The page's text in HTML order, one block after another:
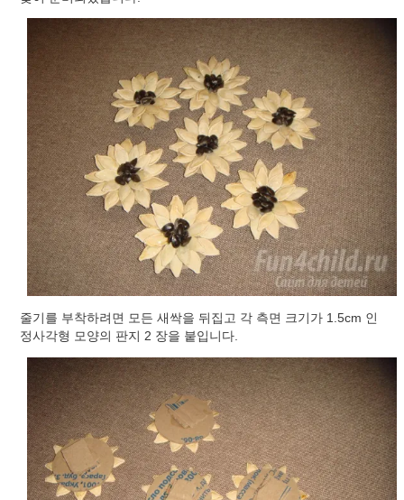
줄기를 부착하려면 모든 새싹을 뒤집고 각 측면 크기가 1.5cm 인
정사각형 모양의 판지 2 장을 붙입니다.